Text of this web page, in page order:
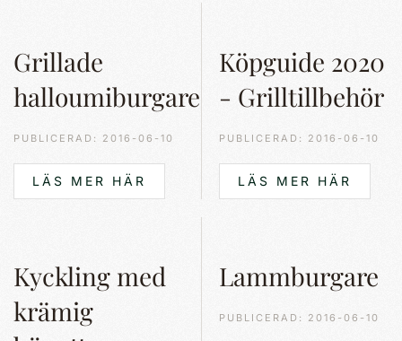
Grillade
halloumiburgare
PUBLICERAD: 2016-06-10
LÄS MER HÄR
Köpguide 2020
- Grilltillbehör
PUBLICERAD: 2016-06-10
LÄS MER HÄR
Kyckling med
krämig
Lammburgare
PUBLICERAD: 2016-06-10